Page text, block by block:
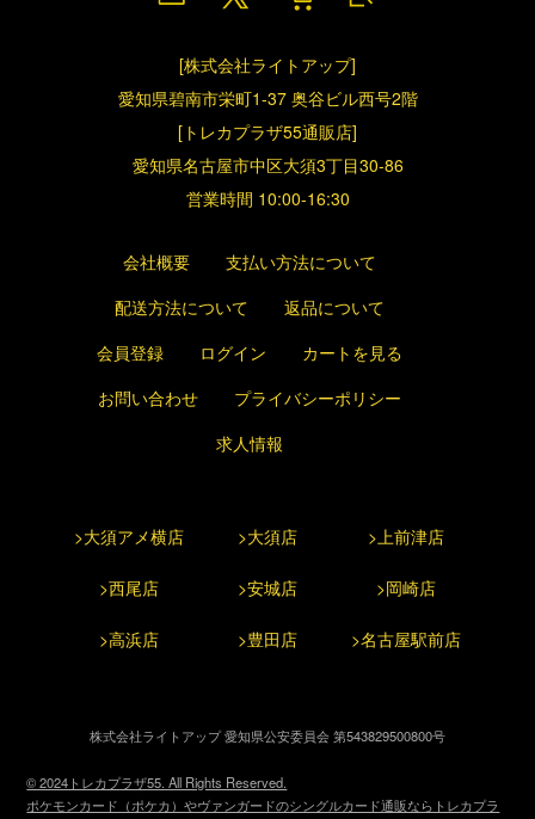
[株式会社ライトアップ]
愛知県碧南市栄町1-37 奥谷ビル西号2階
[トレカプラザ55通販店]
愛知県名古屋市中区大須3丁目30-86
営業時間 10:00-16:30
会社概要
支払い方法について
配送方法について
返品について
会員登録
ログイン
カートを見る
お問い合わせ
プライバシーポリシー
求人情報
>大須アメ横店 >大須店 >上前津店
>西尾店 >安城店 >岡崎店
>高浜店 >豊田店 >名古屋駅前店
株式会社ライトアップ 愛知県公安委員会 第543829500800号
© 2024トレカプラザ55. All Rights Reserved.
ポケモンカード（ポケカ）やヴァンガードのシングルカード通販ならトレカプラ